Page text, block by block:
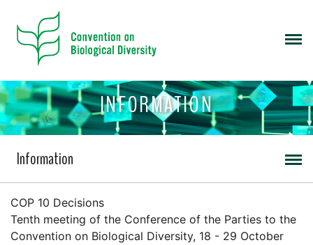
INFORMATION
Information
COP 10 Decisions
Tenth meeting of the Conference of the Parties to the
Convention on Biological Diversity, 18 - 29 October